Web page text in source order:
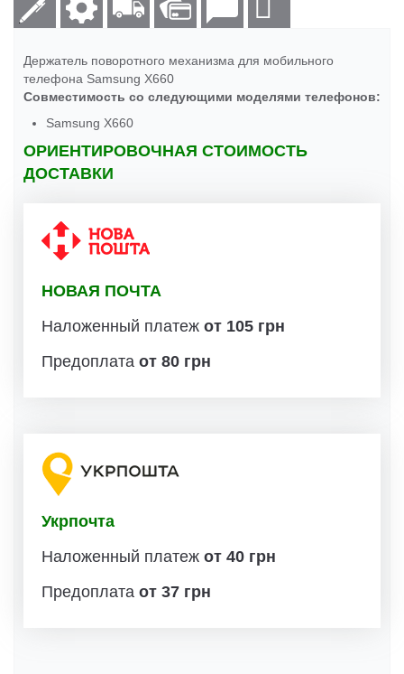
Держатель поворотного механизма для мобильного
телефона Samsung X660
Совместимость со следующими моделями телефонов:
Samsung X660
ОРИЕНТИРОВОЧНАЯ СТОИМОСТЬ
ДОСТАВКИ
НОВАЯ ПОЧТА
Наложенный платеж от 105 грн
Предоплата от 80 грн
Укрпочта
Наложенный платеж от 40 грн
Предоплата от 37 грн